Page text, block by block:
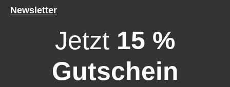
Newsletter
Jetzt 15 %
Gutschein